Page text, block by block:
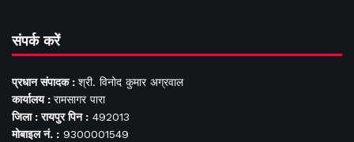
संपर्क करें
प्रधान संपादक : श्री. विनोद कुमार अग्रवाल
कार्यालय : रामसागर पारा
जिला : रायपुर पिन : 492013
मोबाइल नं. : 9300001549